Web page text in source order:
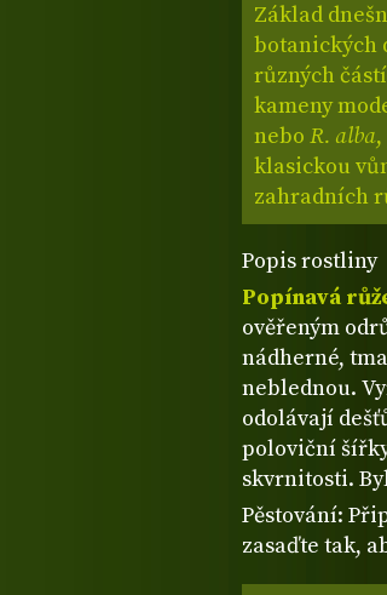
Základ
botanických
různých
kameny
nebo R. alba
klasickou
zahradních
Popis rostliny
Popínavá
ověřeným
nádherné,
neblednou.
odolávají
poloviční
skvrnitosti.
Pěstování:
zasaďte tak,